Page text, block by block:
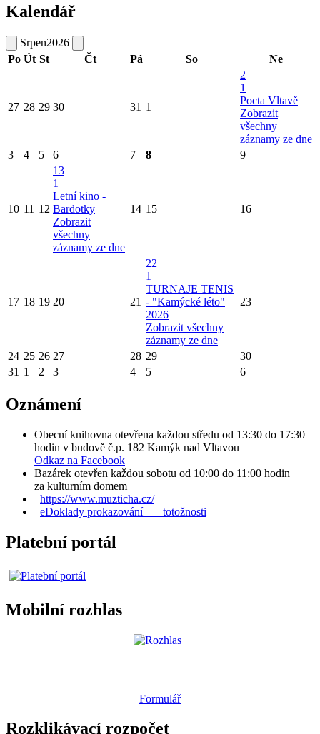
Kalendář
Srpen2026
Po Út St Čt Pá So Ne
27 28 29 30 31 1
2
1
Pocta Vltavě
Zobrazit
všechny
záznamy ze dne
3
4 5 6 7 8 9
10 11 12
13
1
Letní kino -
Bardotky
Zobrazit
všechny
záznamy ze dne
14 15 16
17 18 19 20 21
22
1
TURNAJE TENIS
- "Kamýcké léto"
2026
Zobrazit všechny
záznamy ze dne
23
24 25 26 27 28 29
30
31 1 2 3 4 5 6
Oznámení
Obecní knihovna otevřena každou středu od 13:30 do 17:30
hodin v budově č.p. 182 Kamýk nad Vltavou
Odkaz na Facebook
Bazárek otevřen každou sobotu od 10:00 do 11:00 hodin
za kulturním domem
https://www.muzticha.cz/
eDoklady prokazování totožnosti
Platební portál
Mobilní rozhlas
Formulář
Rozklikávací rozpočet